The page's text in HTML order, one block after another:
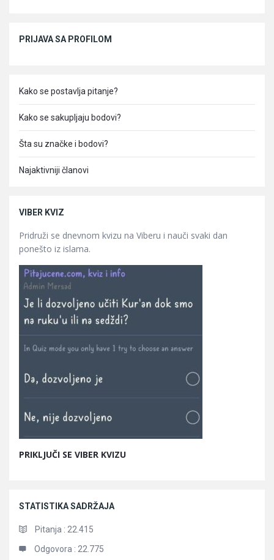
PRIJAVA SA PROFILOM
Kako se postavlja pitanje?
Kako se sakupljaju bodovi?
Šta su značke i bodovi?
Najaktivniji članovi
VIBER KVIZ
Pridruži se dnevnom kvizu na Viberu i nauči svaki dan
ponešto iz islama.
PRIKLJUČI SE VIBER KVIZU
STATISTIKA SADRŽAJA
Pitanja : 22.415
Odgovora : 22.775